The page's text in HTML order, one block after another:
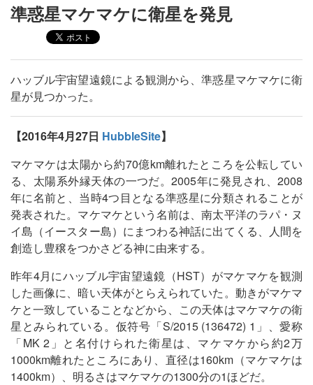
準惑星マケマケに衛星を発見
ハッブル宇宙望遠鏡による観測から、準惑星マケマケに衛
星が見つかった。
【2016年4月27日 HubbleSite】
マケマケは太陽から約70億km離れたところを公転してい
る、太陽系外縁天体の一つだ。2005年に発見され、2008
年に名前と、当時4つ目となる準惑星に分類されることが
発表された。マケマケという名前は、南太平洋のラパ・ヌ
イ島（イースター島）にまつわる神話に出てくる、人間を
創造し豊穣をつかさどる神に由来する。
昨年4月にハッブル宇宙望遠鏡（HST）がマケマケを観測
した画像に、暗い天体がとらえられていた。動きがマケマ
ケと一致していることなどから、この天体はマケマケの衛
星とみられている。仮符号「S/2015 (136472) 1」、愛称
「MK 2」と名付けられた衛星は、マケマケから約2万
1000km離れたところにあり、直径は160km（マケマケは
1400km）、明るさはマケマケの1300分の1ほどだ。